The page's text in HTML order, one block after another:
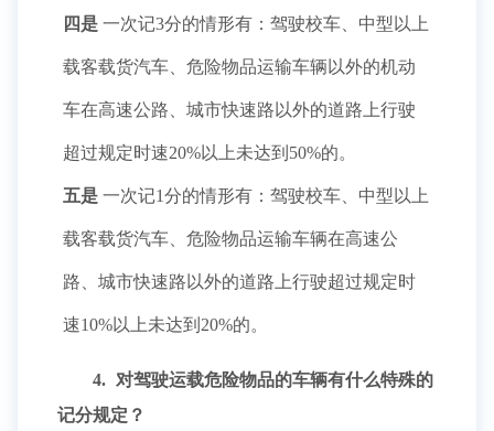
四是 一次记3分的情形有：驾驶校车、中型以上
载客载货汽车、危险物品运输车辆以外的机动
车在高速公路、城市快速路以外的道路上行驶
超过规定时速20%以上未达到50%的。
五是 一次记1分的情形有：驾驶校车、中型以上
载客载货汽车、危险物品运输车辆在高速公
路、城市快速路以外的道路上行驶超过规定时
速10%以上未达到20%的。
4. 对驾驶运载危险物品的车辆有什么特殊的
记分规定？